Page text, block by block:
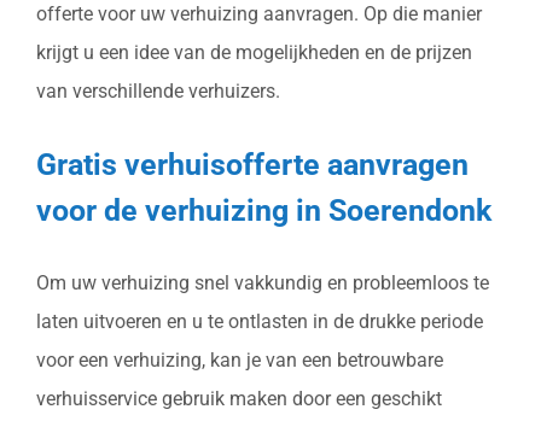
offerte voor uw verhuizing aanvragen. Op die manier
krijgt u een idee van de mogelijkheden en de prijzen
van verschillende verhuizers.
Gratis verhuisofferte aanvragen
voor de verhuizing in Soerendonk
Om uw verhuizing snel vakkundig en probleemloos te
laten uitvoeren en u te ontlasten in de drukke periode
voor een verhuizing, kan je van een betrouwbare
verhuisservice gebruik maken door een geschikt